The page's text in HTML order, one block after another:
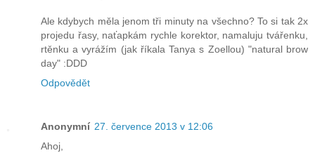
Ale kdybych měla jenom tři minuty na všechno? To si tak 2x
projedu řasy, naťapkám rychle korektor, namaluju tvářenku,
rtěnku a vyrážím (jak říkala Tanya s Zoellou) "natural brow
day" :DDD
Odpovědět
Anonymní 27. července 2013 v 12:06
Ahoj,